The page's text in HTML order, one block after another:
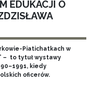
EDUKACJI O
Piatichatkach w
– to tytuł wystawy
kiedy
oficerów.